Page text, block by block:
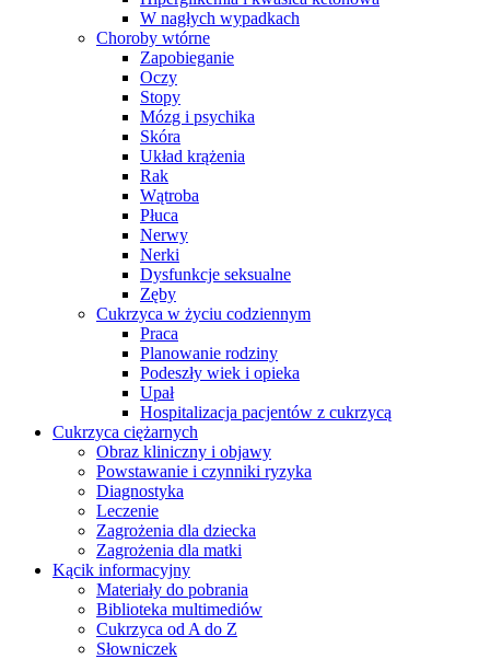
W nagłych wypadkach
Choroby wtórne
Zapobieganie
Oczy
Stopy
Mózg i psychika
Skóra
Układ krążenia
Rak
Wątroba
Płuca
Nerwy
Nerki
Dysfunkcje seksualne
Zęby
Cukrzyca w życiu codziennym
Praca
Planowanie rodziny
Podeszły wiek i opieka
Upał
Hospitalizacja pacjentów z cukrzycą
Cukrzyca ciężarnych
Obraz kliniczny i objawy
Powstawanie i czynniki ryzyka
Diagnostyka
Leczenie
Zagrożenia dla dziecka
Zagrożenia dla matki
Kącik informacyjny
Materiały do pobrania
Biblioteka multimediów
Cukrzyca od A do Z
Słowniczek